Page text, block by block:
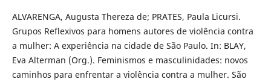
ALVARENGA, Augusta Thereza de; PRATES, Paula Licursi.
Grupos Reflexivos para homens autores de violência contra
a mulher: A experiência na cidade de São Paulo. In: BLAY,
Eva Alterman (Org.). Feminismos e masculinidades: novos
caminhos para enfrentar a violência contra a mulher. São